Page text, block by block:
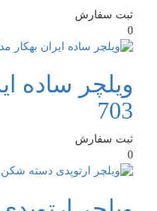
ثبت سفارش
0
ویلچر ساده
703
ثبت سفارش
0